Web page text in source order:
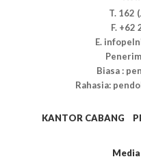
T. 162
F. +62
E.
Biasa :
Rahasia:
KANTOR CABANG